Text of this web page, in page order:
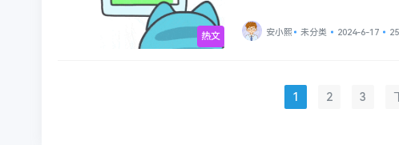
热文 安小熙 未分类 2024-6-17
1 2 3